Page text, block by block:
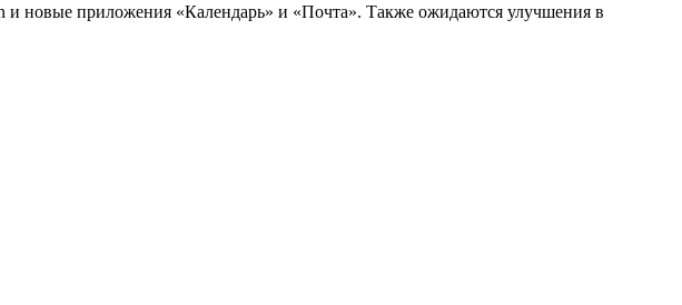
и новые приложения «Календарь» и «Почта». Также ожидаются улучшения в